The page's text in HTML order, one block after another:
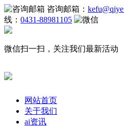
咨询邮箱：
线： 0431-88981105
微信扫一扫，关注我们最新活动
网站首页
关于我们
ai资讯